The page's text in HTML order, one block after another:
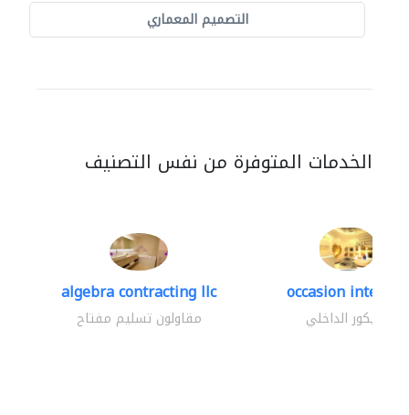
التصميم المعماري
الخدمات المتوفرة من نفس التصنيف
algebra contracting llc
مقاولون تسليم مفتاح
occasion interiors
الديكور الداخلي